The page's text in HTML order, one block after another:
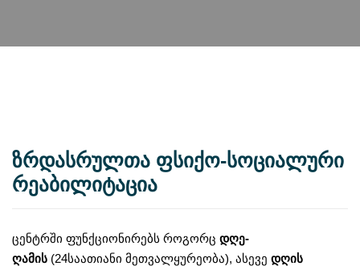
ზრდასრულთა ფსიქო-სოციალური
რეაბილიტაცია
ცენტრში ფუნქციონირებს როგორც დღე-
ღამის (24საათიანი მეთვალყურეობა), ასევე დღის